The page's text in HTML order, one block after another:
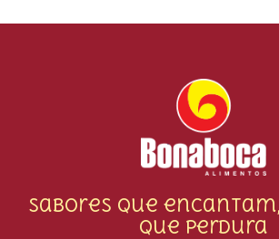
Sabores que
que perdura